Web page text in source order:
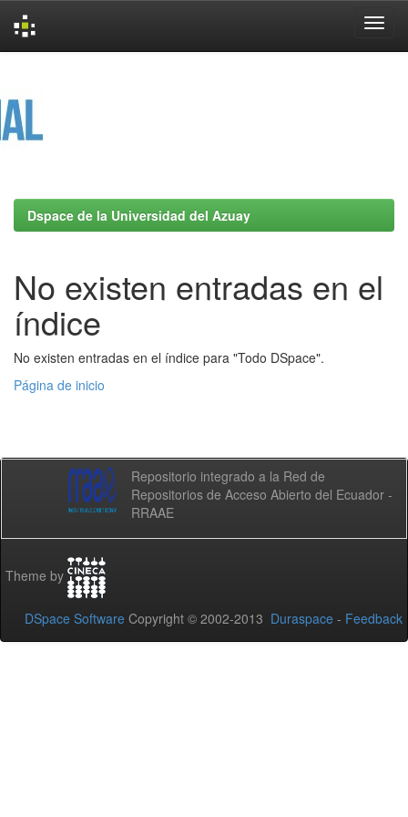
Dspace de la Universidad del Azuay
No existen entradas en el
índice
No existen entradas en el índice para "Todo DSpace".
Página de inicio
Repositorio integrado a la Red de
Repositorios de Acceso Abierto del Ecuador -
RRAAE
Theme by
DSpace Software Copyright © 2002-2013 Duraspace - Feedback